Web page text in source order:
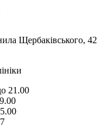
Щербаківського, 42
21.00